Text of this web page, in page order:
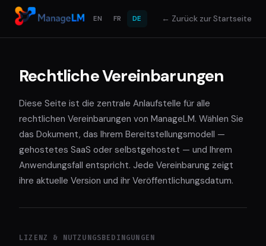
EN FR DE ← Zurück zur Startseite
Rechtliche Vereinbarungen
Diese Seite ist die zentrale Anlaufstelle für alle
rechtlichen Vereinbarungen von ManageLM. Wählen Sie
das Dokument, das Ihrem Bereitstellungsmodell —
gehostetes SaaS oder selbstgehostet — und Ihrem
Anwendungsfall entspricht. Jede Vereinbarung zeigt
ihre aktuelle Version und ihr Veröffentlichungsdatum.
LIZENZ & NUTZUNGSBEDINGUNGEN